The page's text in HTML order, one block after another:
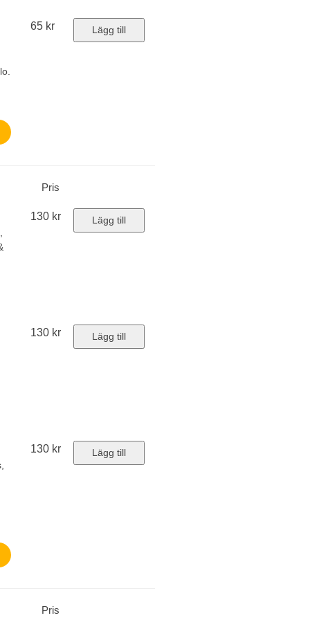
65 kr Lägg till
Pris
130 kr Lägg till
130 kr Lägg till
130 kr Lägg till
Pris